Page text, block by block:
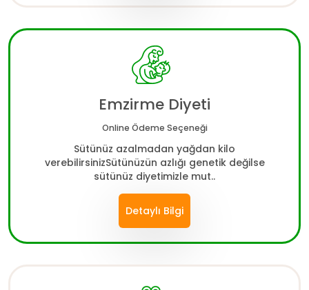
Emzirme Diyeti
Online Ödeme Seçeneği
Sütünüz azalmadan yağdan kilo
verebilirsinizSütünüzün azlığı genetik değilse
sütünüz diyetimizle mut..
Detaylı Bilgi